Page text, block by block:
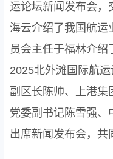
运论坛新闻发布会，
海云介绍了我国航运
员会主任于福林介绍
2025北外滩国际航
副区长陈帅、上港集
党委副书记陈雪强、
出席新闻发布会，共